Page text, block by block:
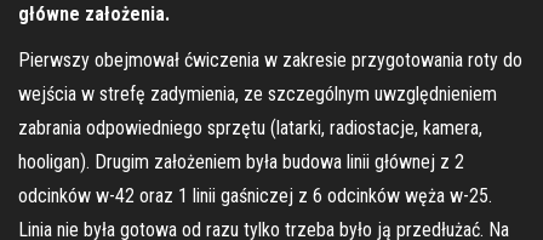
główne założenia.
Pierwszy obejmował ćwiczenia w zakresie przygotowania roty do
wejścia w strefę zadymienia, ze szczególnym uwzględnieniem
zabrania odpowiedniego sprzętu (latarki, radiostacje, kamera,
hooligan). Drugim założeniem była budowa linii głównej z 2
odcinków w-42 oraz 1 linii gaśniczej z 6 odcinków węża w-25.
Linia nie była gotowa od razu tylko trzeba było ją przedłużać. Na